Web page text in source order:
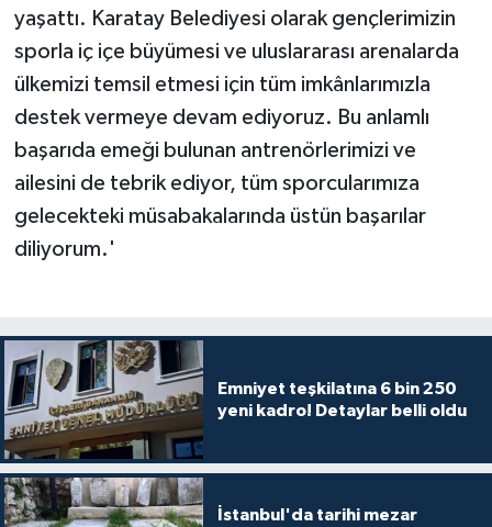
yaşattı. Karatay Belediyesi olarak gençlerimizin
sporla iç içe büyümesi ve uluslararası arenalarda
ülkemizi temsil etmesi için tüm imkânlarımızla
destek vermeye devam ediyoruz. Bu anlamlı
başarıda emeği bulunan antrenörlerimizi ve
ailesini de tebrik ediyor, tüm sporcularımıza
gelecekteki müsabakalarında üstün başarılar
diliyorum.'
Emniyet teşkilatına 6 bin 250
yeni kadro! Detaylar belli oldu
İstanbul'da tarihi mezar